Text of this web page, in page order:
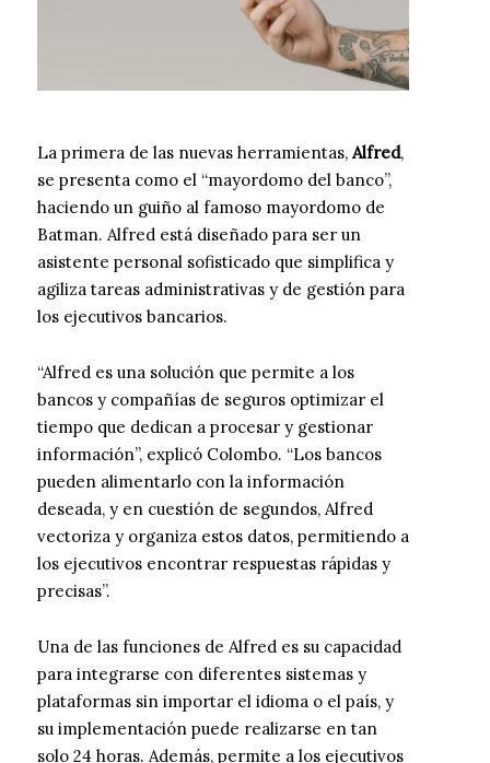
La primera de las nuevas herramientas,Alfred,
se presenta como el “mayordomo del banco”,
haciendo un guiño al famoso mayordomo de
Batman. Alfred está diseñado para ser un
asistente personal sofisticado que simplifica y
agiliza tareas administrativas y de gestión para
los ejecutivos bancarios.
“Alfred es una solución que permite a los
bancos y compañías de seguros optimizar el
tiempo que dedican a procesar y gestionar
información”, explicó Colombo. “Los bancos
pueden alimentarlo con la información
deseada, y en cuestión de segundos, Alfred
vectoriza y organiza estos datos, permitiendo a
los ejecutivos encontrar respuestas rápidas y
precisas”.
Una de las funciones de Alfred es su capacidad
para integrarse con diferentes sistemas y
plataformas sin importar el idioma o el país, y
su implementación puede realizarse en tan
solo 24 horas. Además, permite a los ejecutivos